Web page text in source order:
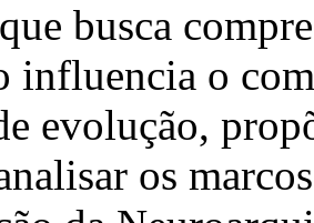
busca
influencia o
evolução,
os